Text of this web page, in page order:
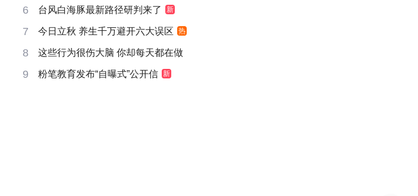
6 台风白海豚最新路径研判来了 新
7 今日立秋 养生千万避开六大误区 热
8 这些行为很伤大脑 你却每天都在做
9 粉笔教育发布“自曝式”公开信 新